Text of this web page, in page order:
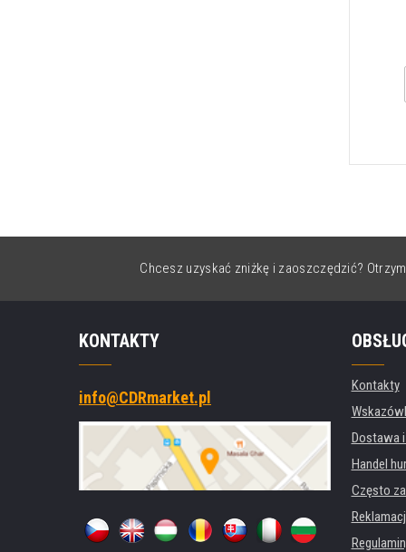
Chcesz uzyskać zniżkę i zaoszczędzić?
KONTAKTY
info@CDRmarket.pl
Kontakty
Dostawa
Handel
Często